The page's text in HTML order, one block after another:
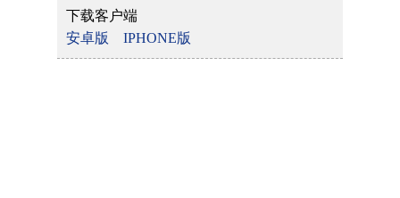
下载客户端
安卓版
IPHONE版